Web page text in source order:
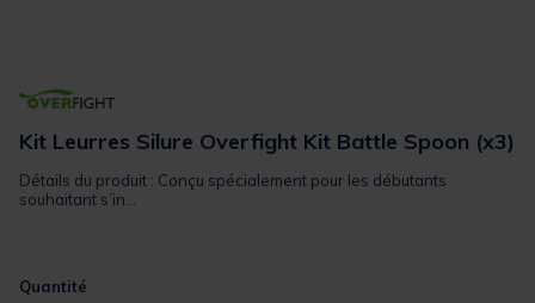
Kit Leurres Silure Overfight Kit Battle Spoon (x3)
Détails du produit : Conçu spécialement pour les débutants
souhaitant s’in...
Quantité